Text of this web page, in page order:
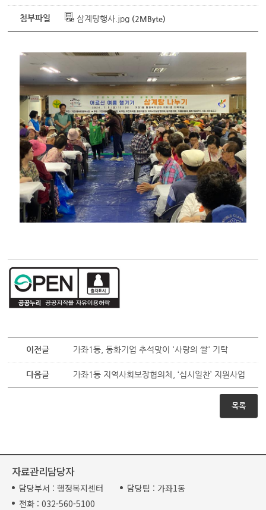
첨부파일 삼계탕행사.jpg (2MByte)
이전글 가좌1동, 동화기업 추석맞이 '사랑의 쌀' 기탁
다음글 가좌1동 지역사회보장협의체, ‘십시일찬’ 지원사업
목록
자료관리담당자
담당부서 : 행정복지센터 담당팀 : 가좌1동
전화 : 032-560-5100